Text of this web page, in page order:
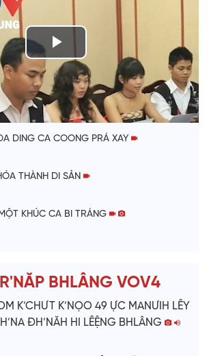
P
l
a
V
i
e
o
QUẢNG BÁ
DING CA COONG PRÁ XAY
THÀNH DI SẢN
KHÚC CA BI TRÁNG
BHLÂNG VOV4
K’CHƯT K’NỌO 49 ỰC MANƯIH LÊY
ĐH’NĂH HI LÊỆNG BHLÂNG